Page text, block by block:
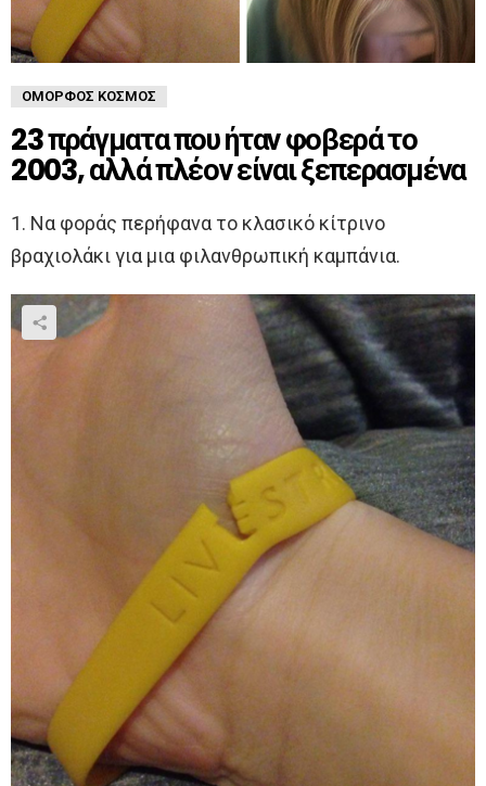
ΌΜΟΡΦΟΣ ΚΌΣΜΟΣ
23 πράγματα που ήταν φοβερά το
2003, αλλά πλέον είναι ξεπερασμένα
1. Να φοράς περήφανα το κλασικό κίτρινο
βραχιολάκι για μια φιλανθρωπική καμπάνια.